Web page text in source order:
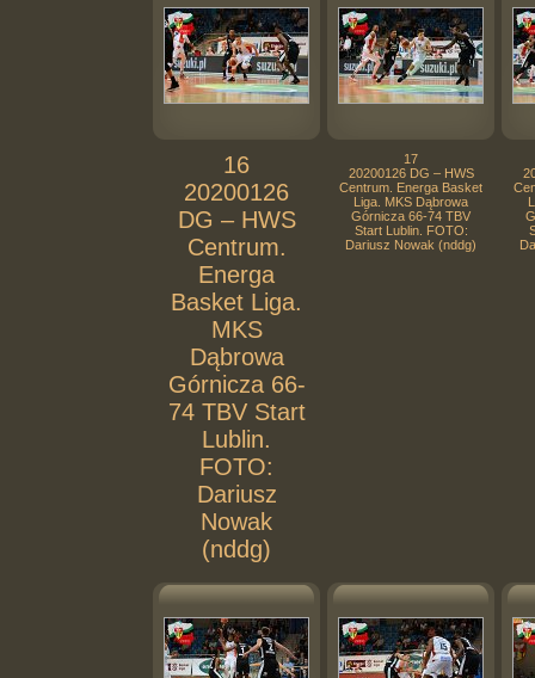
16
20200126
DG – HWS
Centrum.
Energa
Basket Liga.
MKS
Dąbrowa
Górnicza 66-
74 TBV Start
Lublin.
FOTO:
Dariusz
Nowak
(nddg)
17
20200126 DG – HWS
Centrum. Energa Basket
Liga. MKS Dąbrowa
Górnicza 66-74 TBV
Start Lublin. FOTO:
Dariusz Nowak (nddg)